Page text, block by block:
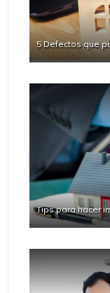
5 Defectos que
Tips para hacer